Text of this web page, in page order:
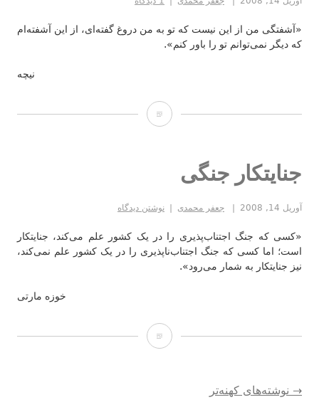
«آشفتگی من از این نیست که تو به من دروغ گفته‌ای، از این آشفته‌ام
که دیگر نمی‌توانم تو را باور کنم».
نیچه
باور
جنایتکار جنگی
آوریل 14, 2008 جعفر محمدی نوشتن دیدگاه
«کسی که جنگ اجتناب‌پذیری را در یک کشور علم می‌کند، جنایتکار
است؛ اما کسی که جنگ اجتناب‌ناپذیری را در یک کشور علم نمی‌کند،
نیز جنایتکار به شمار می‌رود».
خوزه مارتی
جنایتکار
راهبری
→ نوشته‌های کهنه‌تر